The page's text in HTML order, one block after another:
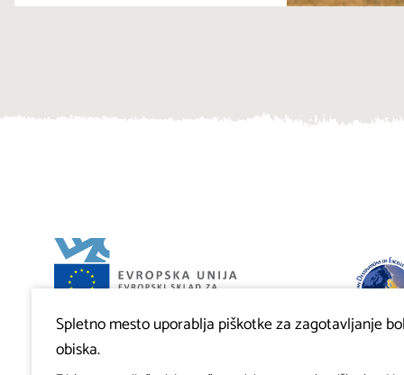
Projekt Visitkras. Naložbo sofinancirata Republika
Slovenija in Evropska unija iz Evropskega sklada za
regionalni razvoj.
Spletno mesto uporablja piškotke za zagotavljanje
obiska.